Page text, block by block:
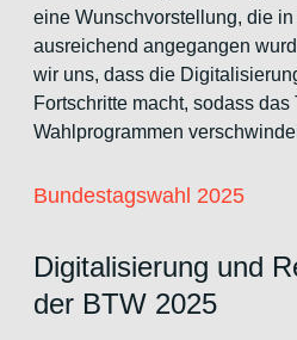
eine Wunschvorstellung, die
ausreichend angegangen
wir uns, dass die
Fortschritte macht, sodass das
Wahlprogrammen
Bundestagswahl 2025
Digitalisierung und
der BTW 2025